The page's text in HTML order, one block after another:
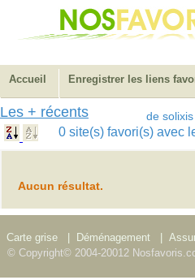
Accueil Enregistrer les liens
Les + récents de solixis
0 site(s) favori(s) avec
Aucun résultat.
Carte grise Déménagement
© Copyright© 2004-20012